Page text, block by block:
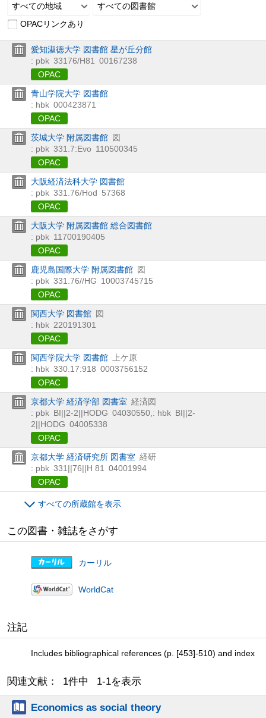
すべての地域
すべての図書館
OPACリンクあり
愛知淑徳大学 図書館 星が丘分館
: pbk 33176/H81
00167238
OPAC
青山学院大学 図書館
: hbk 000423871
OPAC
茨城大学 附属図書館 図
: pbk 331.7:Evo 110500345
OPAC
大阪経済法科大学 図書館
: pbk 331.76/Hod 57368
OPAC
大阪大学 附属図書館 総合図書館
: pbk 11700190405
OPAC
鹿児島国際大学 附属図書館 図
: pbk 331.76//HG 10003745715
OPAC
関西大学 図書館 図
: hbk 220191301
OPAC
関西学院大学 図書館
上ケ原
: hbk 330.17:918 0003756152
OPAC
京都大学 経済学部 図書室 経済図
: pbk BI||2-2||HODG 04030550 : hbk BI||2-
2||HODG 04005338
OPAC
京都大学 経済研究所 図書室 経研
: pbk 331||76||H 81
04001994
OPAC
すべての所蔵館を表示
この図書・雑誌をさがす
カーリル
WorldCat
注記
Includes bibliographical references (p. [453]-510) and index
関連文献： 1件中 1-1を表示
Economics as social theory